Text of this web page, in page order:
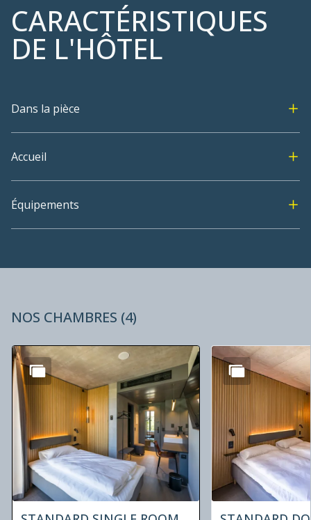
CARACTÉRISTIQUES
DE L'HÔTEL
Dans la pièce
Accueil
Équipements
NOS CHAMBRES (4)
Diapositive 1 de 4